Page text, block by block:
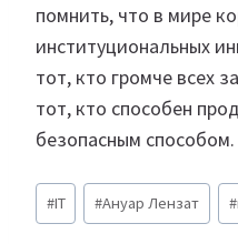
помнить, что в мире
институциональных
тот, кто громче всех
тот, кто способен
безопасным способом.
Метки
записи:
#IT #Ануар Лензат #